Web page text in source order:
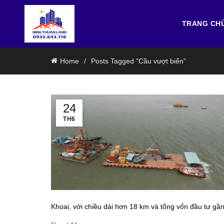
TRANG
Home Posts Tagged "Cầu vượt biển"
24
TH6
Khoai, với chiều dài hơn 18 km và tổng vốn đầu tư